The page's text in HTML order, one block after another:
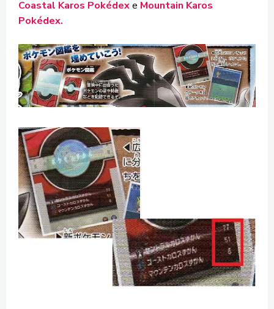
Coastal Karos Pokédexe Mountain Karos
Pokédex.